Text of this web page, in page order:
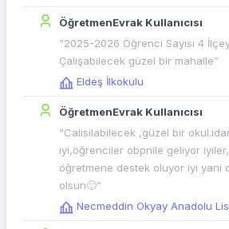
ÖğretmenEvrak Kullanıcısı
“2025-2026 Öğrenci Sayısı 4
Çalışabilecek güzel bir mahalle”
Eldeş İlkokulu
ÖğretmenEvrak Kullanıcısı
“Calisilabilecek ,güzel bir
iyi,öğrenciler obpnile geliyor
öğretmene destek oluyor iyi yani
olsun🙂”
Necmeddin Okyay Anadolu